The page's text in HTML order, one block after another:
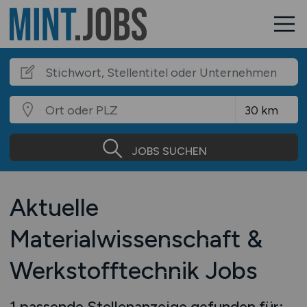
JOBS SUCHEN
Aktuelle
Materialwissenschaft &
Werkstofftechnik Jobs